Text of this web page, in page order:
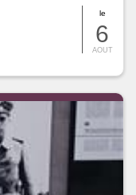
le
6
AOUT